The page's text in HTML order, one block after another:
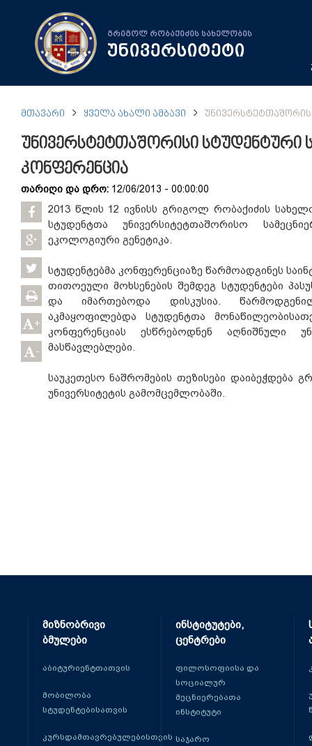
გრიგოლ რობაქიძის სახელობის
უნივერსიტეტი
ᲛᲗᲐᲕᲐᲠᲘ ᲧᲕᲔᲚᲐ ᲐᲮᲐᲚᲘ ᲐᲛᲑᲐᲕᲘ
უნივერსტეტთაშორისი სტუდენტური
კონფერენცია
თარიღი და დრო: 12/06/2013 - 00:00:00
+
-
2013 წლის 12 ივნისს გრიგოლ რობაქიძის
სტუდენტთა უნივერსიტეტთაშორისო
ეკოლოგიური გენეტიკა.
სტუდენტებმა კონფერენციაზე წარმოადგინეს
თითოეული მოხსენების შემდეგ სტუდენტები
და იმართებოდა დისკუსია.
აკმაყოფილებდა სტუდენტთა
კონფერენციას ესწრებოდნენ აღნიშნული
მასწავლებლები.
საუკეთესო ნაშრომების თეზისები დაიბეჭდება
უნივერსიტეტის გამომცემლობაში.
მიზნობრივი
ბმულები
აბიტურიენტთათვის
მობილობა
სტუდენტებისათვის
კურსდამთავრებულებისთვის
ინსტიტუტები,
ცენტრები
ფილოსოფიისა და
სოციალურ
მეცნიერებათა
ინსტიტუტი
საჯარო